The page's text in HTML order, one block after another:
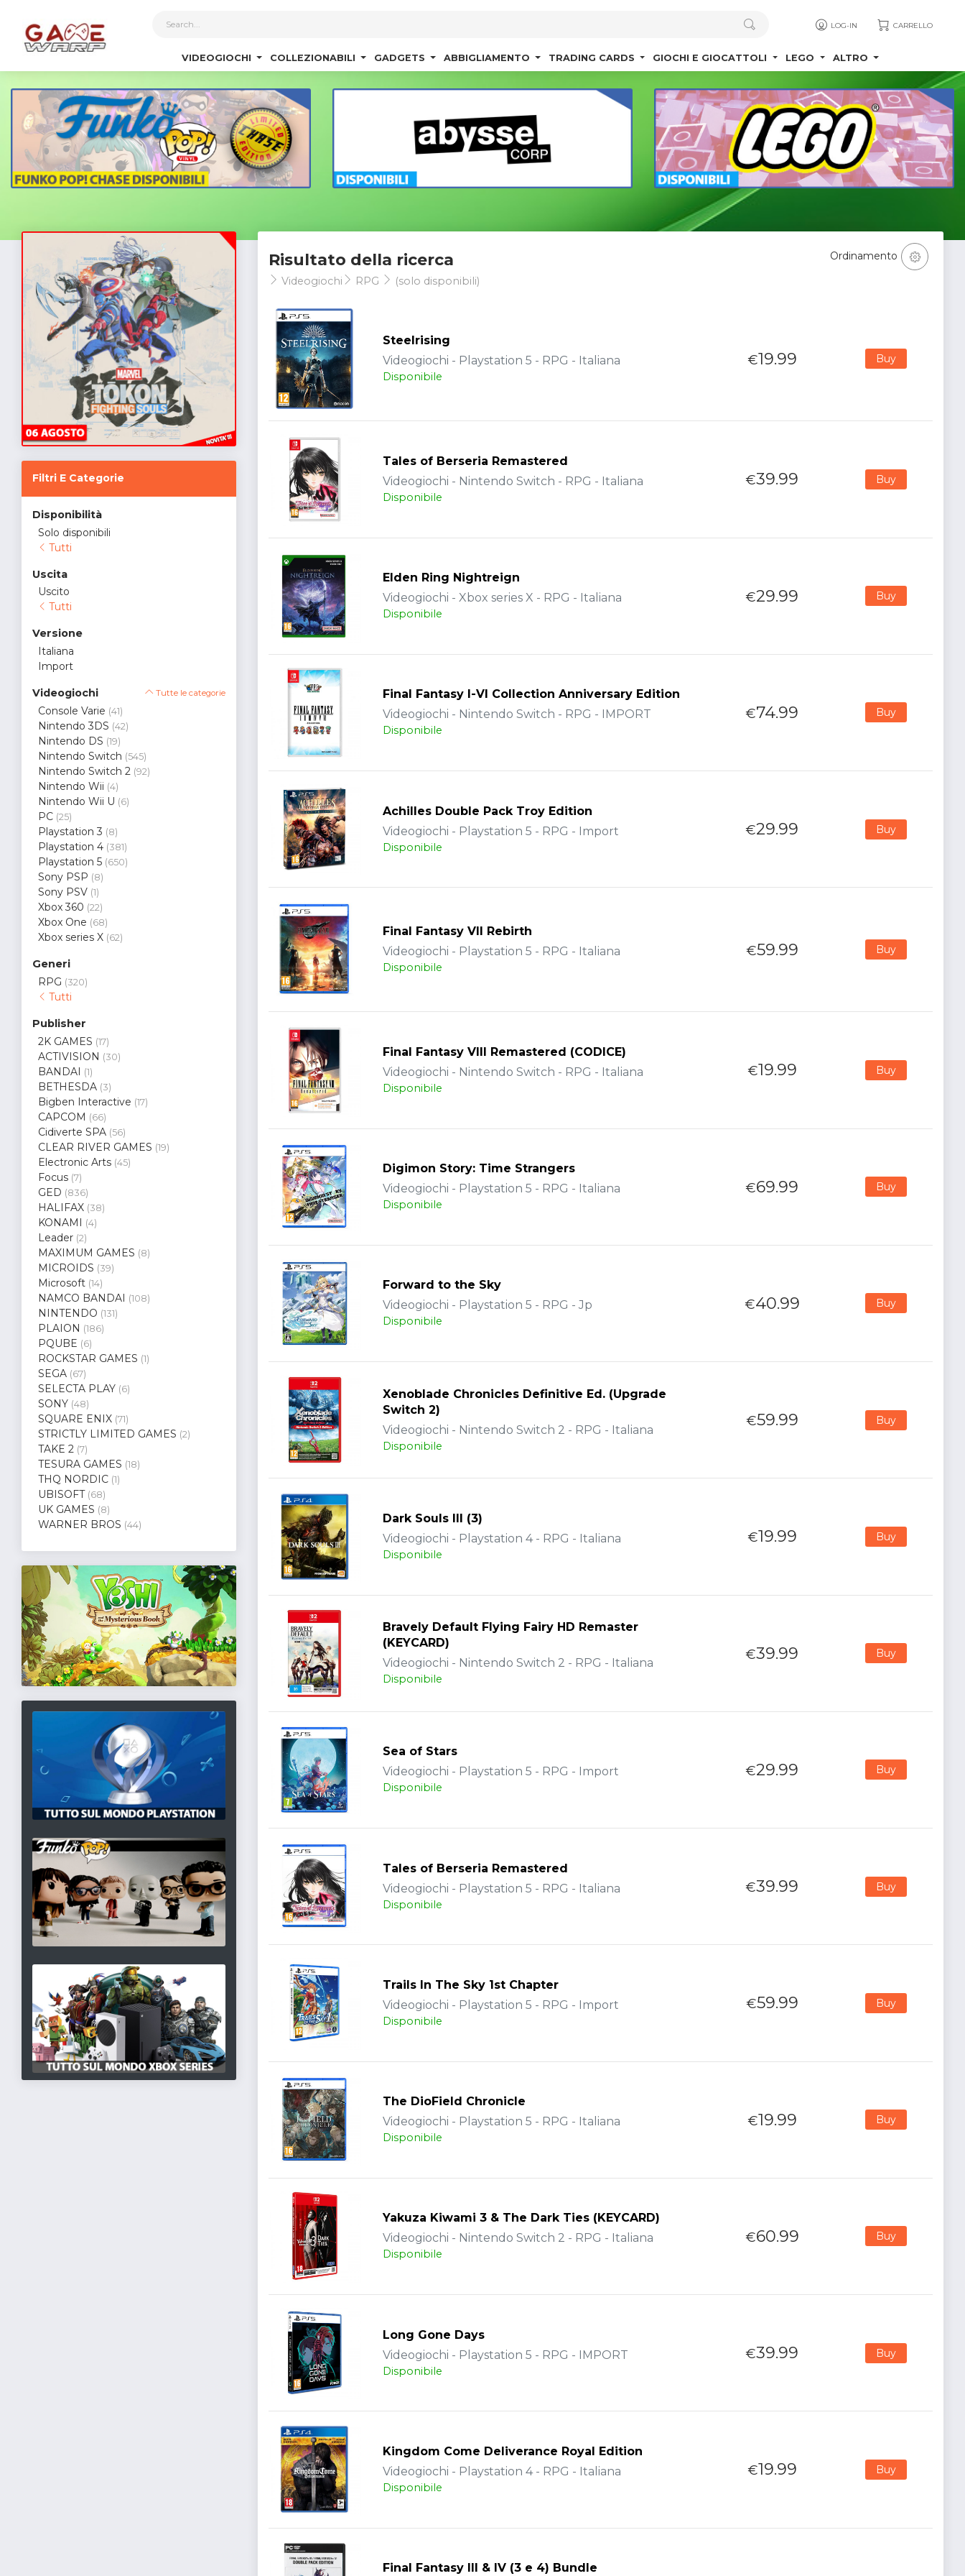
LOG-IN CARRELLO
VIDEOGIOCHI COLLEZIONABILI GADGETS ABBIGLIAMENTO TRADING CARDS GIOCHI E GIOCATTOLI LEGO ALTRO
Filtri E Categorie
Disponibilità
Solo disponibili
Tutti
Uscita
Uscito
Tutti
Versione
Italiana
Import
Videogiochi Tutte le categorie
Console Varie (41)
Nintendo 3DS (42)
Nintendo DS (19)
Nintendo Switch (545)
Nintendo Switch 2 (92)
Nintendo Wii (4)
Nintendo Wii U (6)
PC (25)
Playstation 3 (8)
Playstation 4 (381)
Playstation 5 (650)
Sony PSP (8)
Sony PSV (1)
Xbox 360 (22)
Xbox One (68)
Xbox series X (62)
Generi
RPG (320)
Tutti
Publisher
2K GAMES (17)
ACTIVISION (30)
BANDAI (1)
BETHESDA (3)
Bigben Interactive (17)
CAPCOM (66)
Cidiverte SPA (56)
CLEAR RIVER GAMES (19)
Electronic Arts (45)
Focus (7)
GED (836)
HALIFAX (38)
KONAMI (4)
Leader (2)
MAXIMUM GAMES (8)
MICROIDS (39)
Microsoft (14)
NAMCO BANDAI (108)
NINTENDO (131)
PLAION (186)
PQUBE (6)
ROCKSTAR GAMES (1)
SEGA (67)
SELECTA PLAY (6)
SONY (48)
SQUARE ENIX (71)
STRICTLY LIMITED GAMES (2)
TAKE 2 (7)
TESURA GAMES (18)
THQ NORDIC (1)
UBISOFT (68)
UK GAMES (8)
WARNER BROS (44)
Risultato della ricerca
Videogiochi RPG (solo disponibili)
Ordinamento
Steelrising
Videogiochi - Playstation 5 - RPG - Italiana
Disponibile
€19.99 Buy
Tales of Berseria Remastered
Videogiochi - Nintendo Switch - RPG - Italiana
Disponibile
€39.99 Buy
Elden Ring Nightreign
Videogiochi - Xbox series X - RPG - Italiana
Disponibile
€29.99 Buy
Final Fantasy I-VI Collection Anniversary Edition
Videogiochi - Nintendo Switch - RPG - IMPORT
Disponibile
€74.99 Buy
Achilles Double Pack Troy Edition
Videogiochi - Playstation 5 - RPG - Import
Disponibile
€29.99 Buy
Final Fantasy VII Rebirth
Videogiochi - Playstation 5 - RPG - Italiana
Disponibile
€59.99 Buy
Final Fantasy VIII Remastered (CODICE)
Videogiochi - Nintendo Switch - RPG - Italiana
Disponibile
€19.99 Buy
Digimon Story: Time Strangers
Videogiochi - Playstation 5 - RPG - Italiana
Disponibile
€69.99 Buy
Forward to the Sky
Videogiochi - Playstation 5 - RPG - Jp
Disponibile
€40.99 Buy
Xenoblade Chronicles Definitive Ed. (Upgrade
Switch 2)
Videogiochi - Nintendo Switch 2 - RPG - Italiana
Disponibile
€59.99 Buy
Dark Souls III (3)
Videogiochi - Playstation 4 - RPG - Italiana
Disponibile
€19.99 Buy
Bravely Default Flying Fairy HD Remaster
(KEYCARD)
Videogiochi - Nintendo Switch 2 - RPG - Italiana
Disponibile
€39.99 Buy
Sea of Stars
Videogiochi - Playstation 5 - RPG - Import
Disponibile
€29.99 Buy
Tales of Berseria Remastered
Videogiochi - Playstation 5 - RPG - Italiana
Disponibile
€39.99 Buy
Trails In The Sky 1st Chapter
Videogiochi - Playstation 5 - RPG - Import
Disponibile
€59.99 Buy
The DioField Chronicle
Videogiochi - Playstation 5 - RPG - Italiana
Disponibile
€19.99 Buy
Yakuza Kiwami 3 & The Dark Ties (KEYCARD)
Videogiochi - Nintendo Switch 2 - RPG - Italiana
Disponibile
€60.99 Buy
Long Gone Days
Videogiochi - Playstation 5 - RPG - IMPORT
Disponibile
€39.99 Buy
Kingdom Come Deliverance Royal Edition
Videogiochi - Playstation 4 - RPG - Italiana
Disponibile
€19.99 Buy
Final Fantasy III & IV (3 e 4) Bundle